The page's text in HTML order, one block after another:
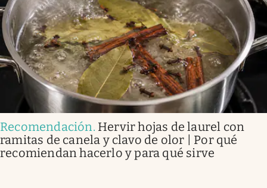
Recomendación. Hervir hojas de laurel con
ramitas de canela y clavo de olor | Por qué
recomiendan hacerlo y para qué sirve